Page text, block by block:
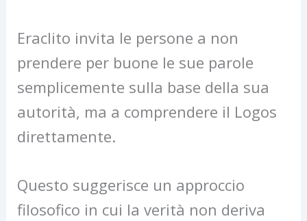
Eraclito invita le persone a non
prendere per buone le sue parole
semplicemente sulla base della sua
autorità, ma a comprendere il Logos
direttamente.
Questo suggerisce un approccio
filosofico in cui la verità non deriva